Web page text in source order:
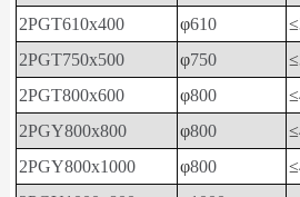
2PGT610x400
φ610 ≤
2PGT750x500
φ750 ≤
2PGT800x600
φ800 ≤
2PGY800x800
φ800 ≤
2PGY800x1000
φ800 ≤